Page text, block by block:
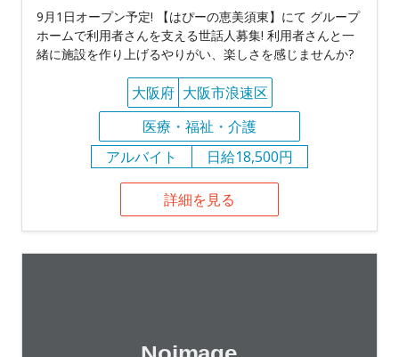
9月1日オープン予定! 【はぴーの恵美須東】にて グループ
ホームで利用者さんを支える世話人募集! 利用者さんと一
緒に施設を作り上げるやりがい、楽しさを感じませんか?
大阪府 大阪市浪速区
医療・福祉・介護
アルバイト
日給18,500円
詳細を見る